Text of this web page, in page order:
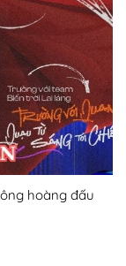
hoàng đấu